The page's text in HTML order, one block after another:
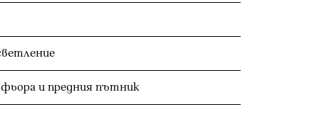
и предния пътник